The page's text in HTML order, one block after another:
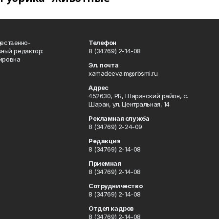
редактор:
Телефон
8 (34769) 2-14-08
Эл. почта
xamadeeva.m@rbsmi.ru
Адрес
452630, РБ, Шаранский район, с.
Шаран, ул. Центральная, 14
Рекламная служба
8 (34769) 2-24-09
Редакция
8 (34769) 2-14-08
Приемная
8 (34769) 2-14-08
Сотрудничество
8 (34769) 2-14-08
Отдел кадров
8 (34769) 2-14-08